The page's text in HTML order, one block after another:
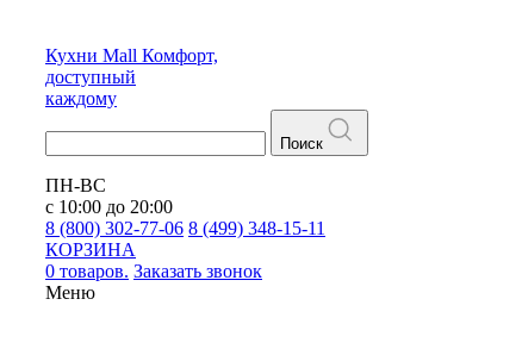
Кухни Mall Комфорт,
доступный
каждому
Поиск
ПН-ВС
с 10:00 до 20:00
8 (800) 302-77-06 8 (499) 348-15-11
КОРЗИНА
0 товаров. Заказать звонок
Меню